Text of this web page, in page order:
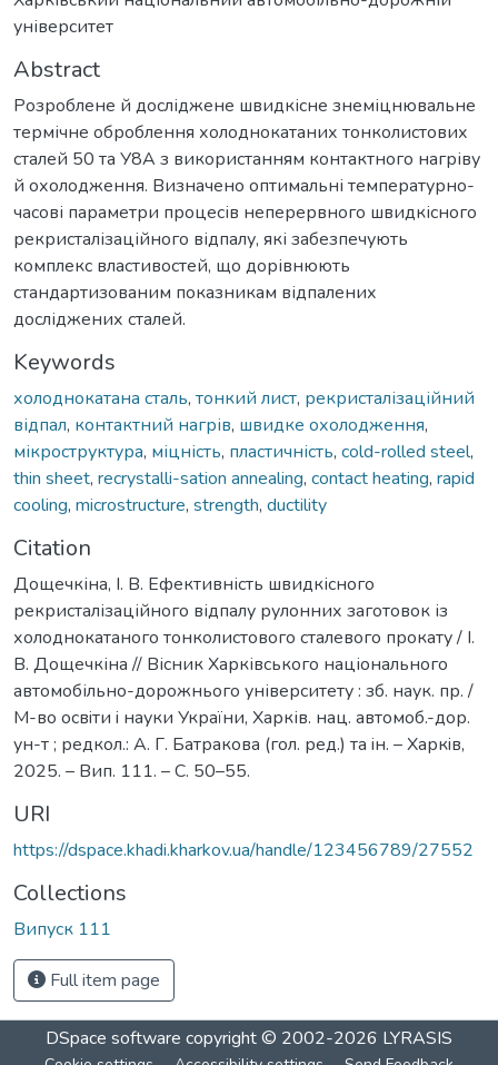
університет
Abstract
Розроблене й досліджене швидкісне знеміцнювальне
термічне оброблення холоднокатаних тонколистових
сталей 50 та У8А з використанням контактного нагріву
й охолодження. Визначено оптимальні температурно-
часові параметри процесів неперервного швидкісного
рекристалізаційного відпалу, які забезпечують
комплекс властивостей, що дорівнюють
стандартизованим показникам відпалених
досліджених сталей.
Keywords
холоднокатана сталь, тонкий лист, рекристалізаційний
відпал, контактний нагрів, швидке охолодження,
мікроструктура, міцність, пластичність, cold-rolled steel,
thin sheet, recrystalli-sation annealing, contact heating, rapid
cooling, microstructure, strength, ductility
Citation
Дощечкіна, І. В. Ефективність швидкісного
рекристалізаційного відпалу рулонних заготовок із
холоднокатаного тонколистового сталевого прокату / І.
В. Дощечкіна // Вісник Харківського національного
автомобільно-дорожнього університету : зб. наук. пр. /
М-во освiти i науки України, Харків. нац. автомоб.-дор.
ун-т ; редкол.: А. Г. Батракова (гол. ред.) та iн. – Харкiв,
2025. – Вип. 111. – С. 50–55.
URI
https://dspace.khadi.kharkov.ua/handle/123456789/27552
Collections
Випуск 111
Full item page
DSpace software copyright © 2002-2026 LYRASIS